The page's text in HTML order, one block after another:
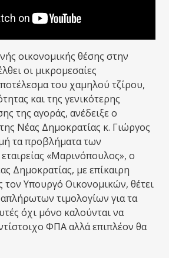
οικονομικής θέσης στην
οι μικρομεσαίες
του χαμηλού τζίρου,
και της γενικότερης
της αγοράς, ανέδειξε ο
Νέας Δημοκρατίας κ. Γιώργος
τα προβλήματα των
«Μαρινόπουλος», ο
Δημοκρατίας, με επίκαιρη
Υπουργό Οικονομικών, θέτει
τιμολογίων για τα
όχι μόνο καλούνται να
ΦΠΑ αλλά επιπλέον θα